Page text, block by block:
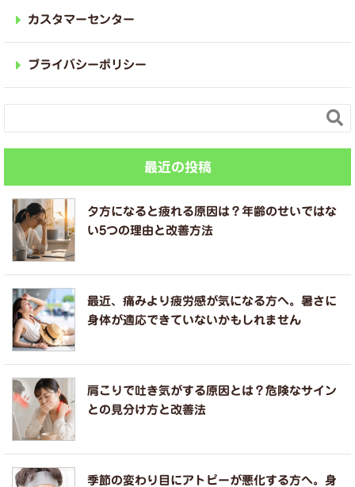
カスタマーセンター
プライバシーポリシー

最近の投稿
夕方になると疲れる原因は？年齢のせいではな
い5つの理由と改善方法
最近、痛みより疲労感が気になる方へ。暑さに
身体が適応できていないかもしれません
肩こりで吐き気がする原因とは？危険なサイン
との見分け方と改善法
季節の変わり目にアトピーが悪化する方へ。身